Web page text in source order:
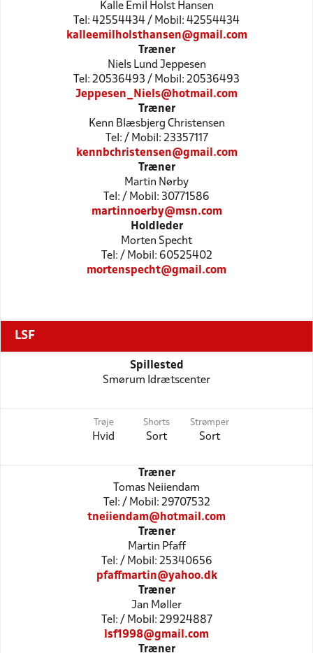
Kalle Emil Holst Hansen
Tel: 42554434 / Mobil: 42554434
kalleemilholsthansen@gmail.com
Træner
Niels Lund Jeppesen
Tel: 20536493 / Mobil: 20536493
Jeppesen_Niels@hotmail.com
Træner
Kenn Blæsbjerg Christensen
Tel: / Mobil: 23357117
kennbchristensen@gmail.com
Træner
Martin Nørby
Tel: / Mobil: 30771586
martinnoerby@msn.com
Holdleder
Morten Specht
Tel: / Mobil: 60525402
mortenspecht@gmail.com
LSF
Spillested
Smørum Idrætscenter
Trøje
Hvid
Shorts
Sort
Strømper
Sort
Træner
Tomas Neiiendam
Tel: / Mobil: 29707532
tneiiendam@hotmail.com
Træner
Martin Pfaff
Tel: / Mobil: 25340656
pfaffmartin@yahoo.dk
Træner
Jan Møller
Tel: / Mobil: 29924887
lsf1998@gmail.com
Træner